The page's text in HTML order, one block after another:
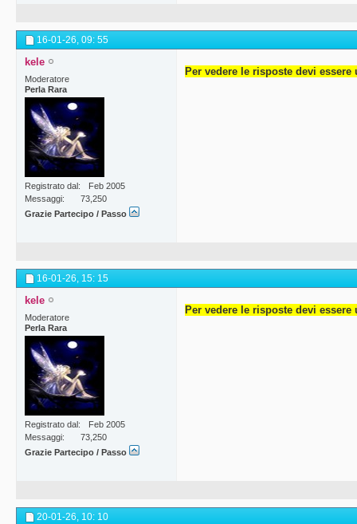
16-01-26, 09: 55
kele
Moderatore
Perla Rara
Registrato dal
Feb 2005
Messaggi
73,250
Grazie Partecipo / Passo
Per vedere le risposte devi essere
16-01-26, 15: 15
kele
Moderatore
Perla Rara
Registrato dal
Feb 2005
Messaggi
73,250
Grazie Partecipo / Passo
Per vedere le risposte devi
20-01-26, 10: 10